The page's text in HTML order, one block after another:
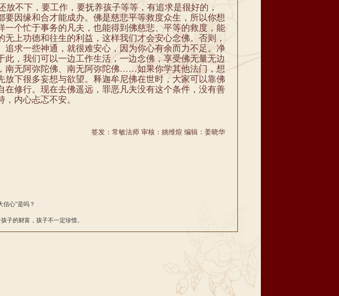
不下，要工作，要抚养孩子等等，有追求是很好的，
要因缘和合才能成办。佛是慈悲平等救度众生，所以你想
一个忙于事务的凡夫，也能得到佛慈悲、平等的救度，能
无上功德和往生的利益，这样我们才会安心念佛。否则，
追求一些神通，就很难安心，因为你心有余而力不足。净
此，我们可以一边工作生活，一边念佛，享受佛无量无边
南无阿弥陀佛、南无阿弥陀佛……如果你学其他法门，想
放下很多妄想与欲望。释迦牟尼佛在世时，大家可以靠佛
在修行。现在去佛遥远，罪恶凡夫没有这个条件，没有善
内心忐忑不安。
签发：常敏法师 审核：姚维煊 编辑：姜晓华
信心”是吗？
子的财富，孩子不一定珍惜。